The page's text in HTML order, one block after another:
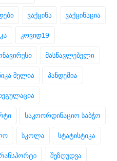
ვაქცინა ვაქცინაცია
კოვიდ19
მასწავლებელი
მელია პანდემია
საკოორდინაციო საბჭო
სკოლა სტატისტიკა
შეზღუდვა